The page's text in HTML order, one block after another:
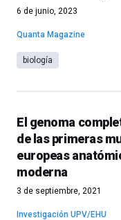
6 de junio, 2023
Quanta Magazine
biología
El genoma
de las primeras
europeas
moderna
3 de septiembre, 2021
Investigación UPV/EHU